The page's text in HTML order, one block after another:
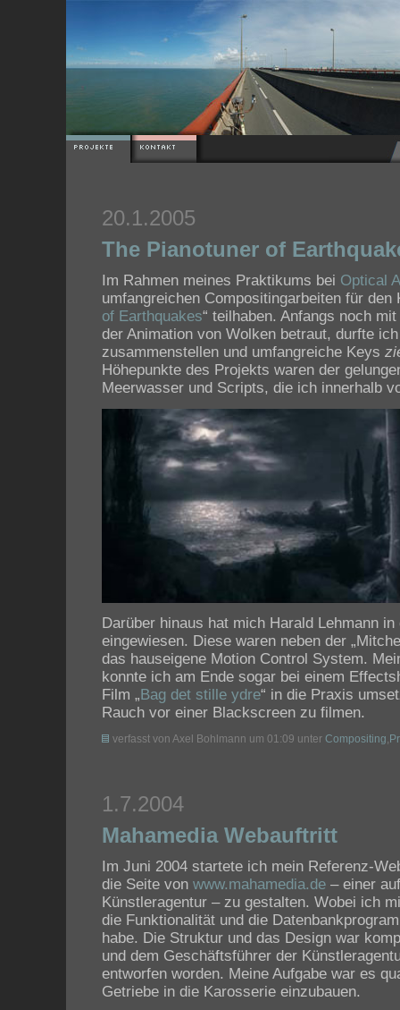
20.1.2005
The Pianotuner of
Im Rahmen meines Praktikums bei Optical
umfangreichen Compositingarbeiten für den
of Earthquakes“ teilhaben. Anfangs noch
der Animation von Wolken betraut, durfte
zusammenstellen und umfangreiche Keys
Höhepunkte des Projekts waren der
Meerwasser und Scripts, die ich innerhalb
Darüber hinaus hat mich Harald Lehmann
eingewiesen. Diese waren neben der
das hauseigene Motion Control System.
konnte ich am Ende sogar bei einem
Film „Bag det stille ydre“ in die Praxis
Rauch vor einer Blackscreen zu filmen.
verfasst von Axel Bohlmann um 01:09 unter Compositing
1.7.2004
Mahamedia Webauftritt
Im Juni 2004 startete ich mein Referenz-
die Seite von www.mahamedia.de – einer
Künstleragentur – zu gestalten. Wobei ich
die Funktionalität und die
habe. Die Struktur und das Design war
und dem Geschäftsführer der
entworfen worden. Meine Aufgabe war es
Getriebe in die Karosserie einzubauen.